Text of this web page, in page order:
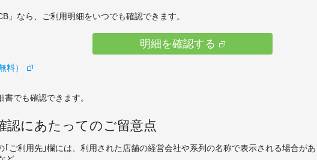
」なら、ご利用明細をいつでも確認できます。
明細を確認する
料）
でも確認できます。
認にあたってのご留意点
｢ご利用先｣欄には、利用された店舗の経営会社や系列の名称で表示される場合があ